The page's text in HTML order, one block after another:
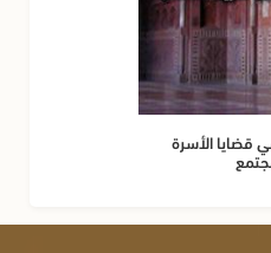
الأسرة